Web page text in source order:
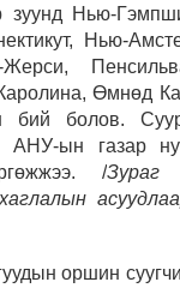
зуунд Нью-
Нью-
Өмнөд
бий болов.
АНУ-ын газар
/Зураг
оршин